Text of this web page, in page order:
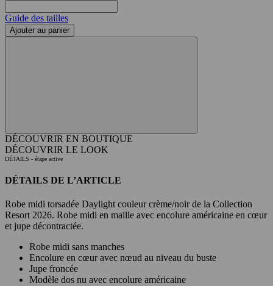
Guide des tailles
Ajouter au panier
DÉCOUVRIR EN BOUTIQUE
DÉCOUVRIR LE LOOK
DÉTAILS - étape active
DÉTAILS DE L’ARTICLE
Robe midi torsadée Daylight couleur crème/noir de la Collection
Resort 2026. Robe midi en maille avec encolure américaine en cœur
et jupe décontractée.
Robe midi sans manches
Encolure en cœur avec nœud au niveau du buste
Jupe froncée
Modèle dos nu avec encolure américaine